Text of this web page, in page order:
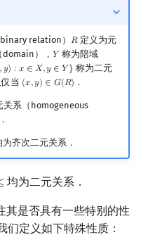
Kate
Dev-C++
CLion
Geany
Xcode
GUIDE
Sublime Text
函数
文件操作
新版 C++ 特性
Lambda 表达式
pb_ds
编译优化
快速排序
归并排序
堆排序
桶排序
希尔排序
锦标赛排序
Tim 排序
状态设计优化
Size Balanced Tree
AVL 树
红黑树
左偏红黑树
AA 树
树上启发式合并
虚树
树分治
动态树分治
AHU 算法
树哈希
树上随机游走
relation）𝑅
R定义为元
）， 𝑌
Y称为陪域
𝑦) : 𝑥 ∈ 𝑋,𝑦 ∈ 𝑌}
∈Y }
称为二元
当 (𝑥,𝑦) ∈ 𝐺(𝑅)
(x,y)∈ G( R) ．
系（homogeneous
齐次二元关系．
均为二元关系．
其是否具有一些特别的性
们定义如下特殊性质：